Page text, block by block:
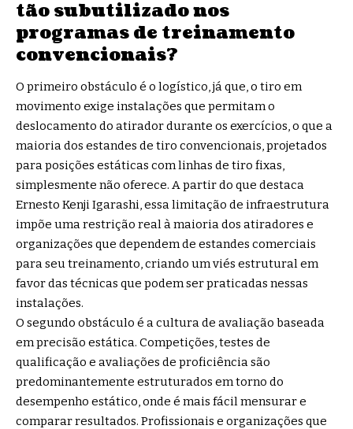
tão subutilizado nos
programas de treinamento
convencionais?
O primeiro obstáculo é o logístico, já que, o tiro em
movimento exige instalações que permitam o
deslocamento do atirador durante os exercícios, o que a
maioria dos estandes de tiro convencionais, projetados
para posições estáticas com linhas de tiro fixas,
simplesmente não oferece. A partir do que destaca
Ernesto Kenji Igarashi, essa limitação de infraestrutura
impõe uma restrição real à maioria dos atiradores e
organizações que dependem de estandes comerciais
para seu treinamento, criando um viés estrutural em
favor das técnicas que podem ser praticadas nessas
instalações.
O segundo obstáculo é a cultura de avaliação baseada
em precisão estática. Competições, testes de
qualificação e avaliações de proficiência são
predominantemente estruturados em torno do
desempenho estático, onde é mais fácil mensurar e
comparar resultados. Profissionais e organizações que